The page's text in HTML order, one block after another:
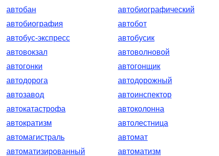
автобан
автобиографический
автобиография
автобот
автобус-экспресс
автобусик
автовокзал
автоволновой
автогонки
автогонщик
автодорога
автодорожный
автозавод
автоинспектор
автокатастрофа
автоколонна
автократизм
автолестница
автомагистраль
автомат
автоматизированный
автоматизм